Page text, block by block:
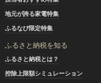
地元が誇る家電特集
ふるなび限定特集
ふるさと納税を知る
ふるさと納税とは？
控除上限額シミュレーション